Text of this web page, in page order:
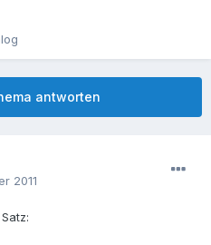
antworten
2011